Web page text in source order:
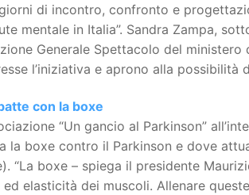
di incontro, confronto e
mentale in Italia”. Sandra Zampa,
Generale Spettacolo del
l’iniziativa e aprono alla
con la boxe
“Un gancio al Parkinson”
la boxe contro il Parkinson e dove
“La boxe – spiega il presidente
elasticità dei muscoli. Allenare